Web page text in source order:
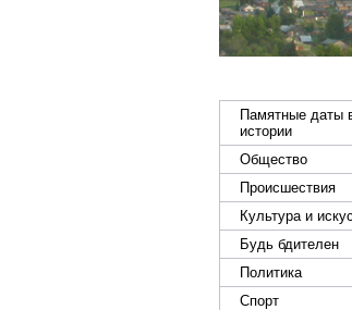
Памятные даты
истории
Общество
Происшествия
Культура и
Будь бдителен
Политика
Спорт